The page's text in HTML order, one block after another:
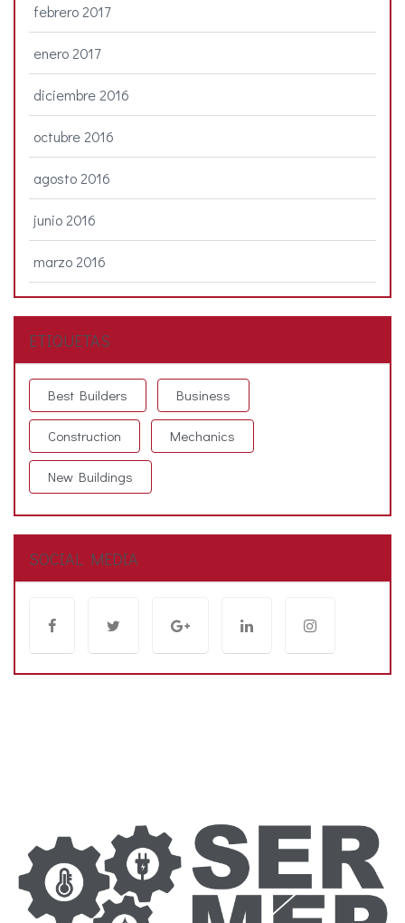
febrero 2017
enero 2017
diciembre 2016
octubre 2016
agosto 2016
junio 2016
marzo 2016
ETIQUETAS
Best Builders Business
Construction Mechanics
New Buildings
SOCIAL MEDIA